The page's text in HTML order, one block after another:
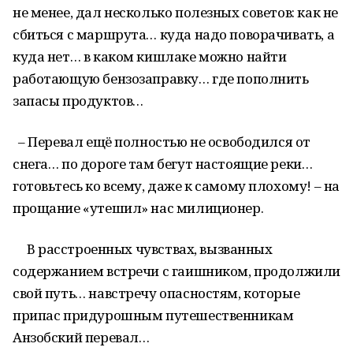
не менее, дал несколько полезных советов: как не
сбиться с маршрута… куда надо поворачивать, а
куда нет… в каком кишлаке можно найти
работающую бензозаправку… где пополнить
запасы продуктов…
– Перевал ещё полностью не освободился от
снега… по дороге там бегут настоящие реки…
готовьтесь ко всему, даже к самому плохому! – на
прощание «утешил» нас милиционер.
В расстроенных чувствах, вызванных
содержанием встречи с гаишником, продолжили
свой путь… навстречу опасностям, которые
припас придурошным путешественникам
Анзобский перевал…